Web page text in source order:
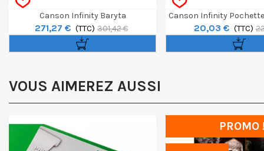
Canson Infinity Baryta
Photographique II Rouleau 36" / 12m
271,27 € (TTC) 301,42 €
Canson Infinity
Somerset A4
20,03 € (TTC)
VOUS AIMEREZ AUSSI
PROMO